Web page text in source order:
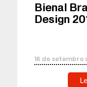
Bienal
Design
16 de setembro